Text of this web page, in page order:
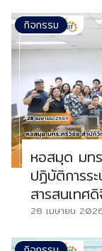
กิจกรรม
หอสมุด มท
ปฏิบัติการร
สารสนเทศ
28 เมษายน